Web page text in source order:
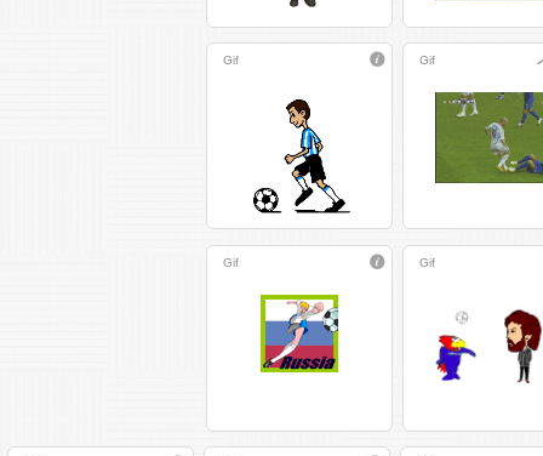
Gif Gif
Gif Gif